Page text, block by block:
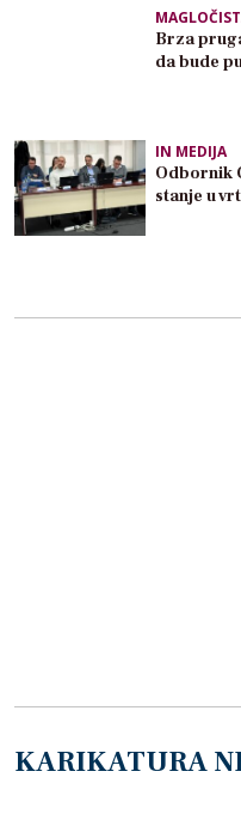
Brza
da bude
IN MEDIJA
Odbornik
stanje u
KARIKATURA